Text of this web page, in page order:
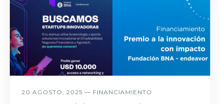
20 AGOSTO, 2025 — FINANCIAMIENTO